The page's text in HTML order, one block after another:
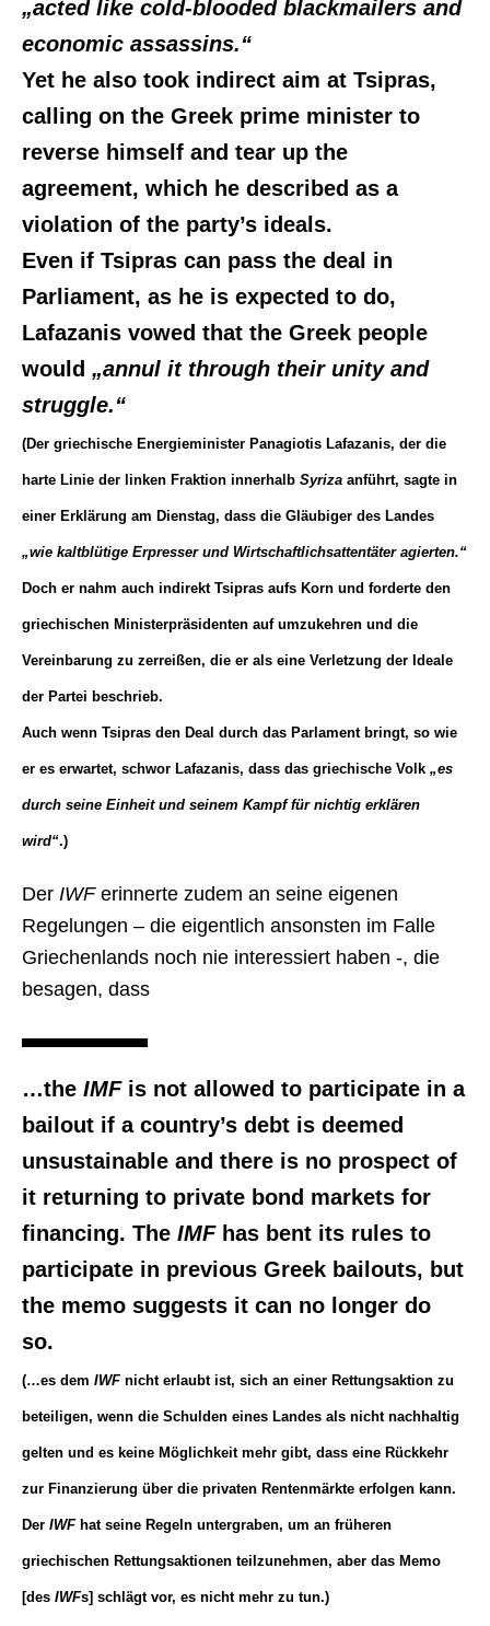
„acted like cold-blooded blackmailers and
economic assassins.“
Yet he also took indirect aim at Tsipras,
calling on the Greek prime minister to
reverse himself and tear up the
agreement, which he described as a
violation of the party’s ideals.
Even if Tsipras can pass the deal in
Parliament, as he is expected to do,
Lafazanis vowed that the Greek people
would „annul it through their unity and
struggle.“
(Der griechische Energieminister Panagiotis Lafazanis, der die
harte Linie der linken Fraktion innerhalb Syriza anführt, sagte in
einer Erklärung am Dienstag, dass die Gläubiger des Landes
„wie kaltblütige Erpresser und Wirtschaftlichsattentäter agierten.“
Doch er nahm auch indirekt Tsipras aufs Korn und forderte den
griechischen Ministerpräsidenten auf umzukehren und die
Vereinbarung zu zerreißen, die er als eine Verletzung der Ideale
der Partei beschrieb.
Auch wenn Tsipras den Deal durch das Parlament bringt, so wie
er es erwartet, schwor Lafazanis, dass das griechische Volk „es
durch seine Einheit und seinem Kampf für nichtig erklären
wird“.)
Der IWFerinnerte zudem an seine eigenen
Regelungen – die eigentlich ansonsten im Falle
Griechenlands noch nie interessiert haben -, die
besagen, dass
…the IMFis not allowed to participate in a
bailout if a country’s debt is deemed
unsustainable and there is no prospect of
it returning to private bond markets for
financing. The IMFhas bent its rules to
participate in previous Greek bailouts, but
the memo suggests it can no longer do
so.
(…es dem IWFnicht erlaubt ist, sich an einer Rettungsaktion zu
beteiligen, wenn die Schulden eines Landes als nicht nachhaltig
gelten und es keine Möglichkeit mehr gibt, dass eine Rückkehr
zur Finanzierung über die privaten Rentenmärkte erfolgen kann.
Der IWFhat seine Regeln untergraben, um an früheren
griechischen Rettungsaktionen teilzunehmen, aber das Memo
[des IWFs] schlägt vor, es nicht mehr zu tun.)